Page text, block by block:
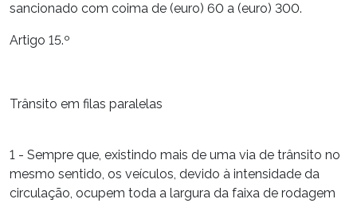
sancionado com coima de (euro) 60 a (euro) 300.
Artigo 15.º
Trânsito em filas paralelas
1 - Sempre que, existindo mais de uma via de trânsito no
mesmo sentido, os veículos, devido à intensidade da
circulação, ocupem toda a largura da faixa de rodagem